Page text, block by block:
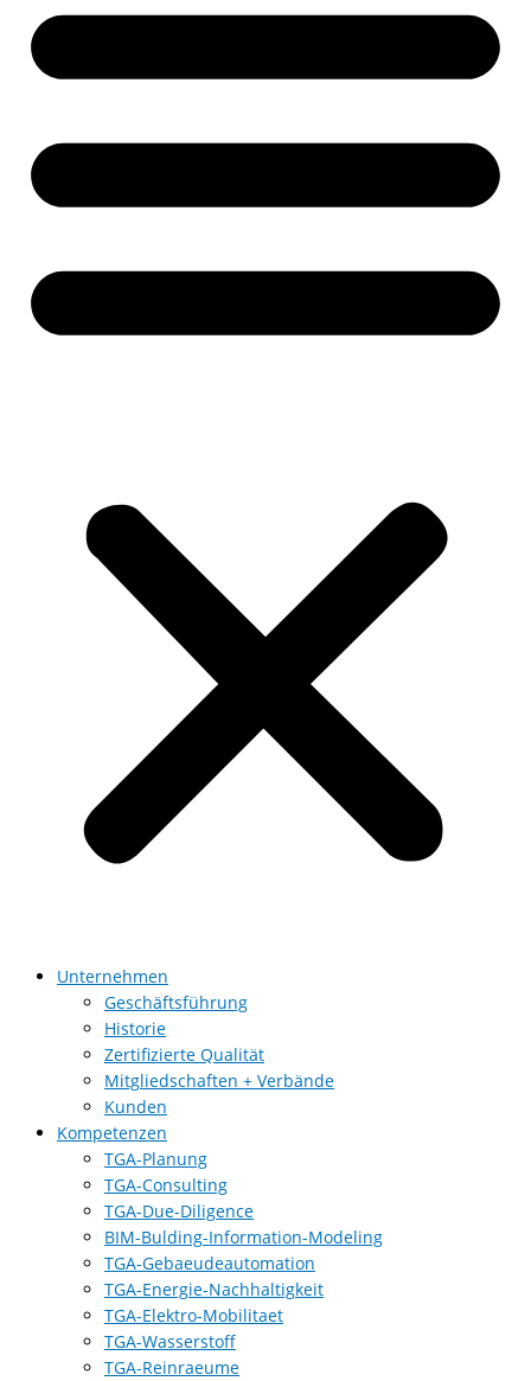
Unternehmen
Geschäftsführung
Historie
Zertifizierte Qualität
Mitgliedschaften + Verbände
Kunden
Kompetenzen
TGA-Planung
TGA-Consulting
TGA-Due-Diligence
BIM-Bulding-Information-Modeling
TGA-Gebaeudeautomation
TGA-Energie-Nachhaltigkeit
TGA-Elektro-Mobilitaet
TGA-Wasserstoff
TGA-Reinraeume